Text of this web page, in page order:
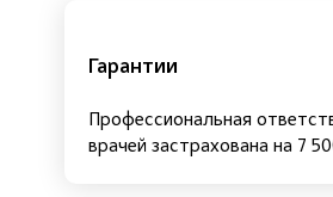
Гарантии
Профессиональная
врачей застрахована на 7